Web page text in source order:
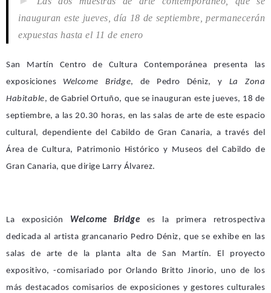
inauguran este jueves, día 18 de septiembre, permanecerán
expuestas hasta el 11 de enero
San Martín Centro de Cultura Contemporánea presenta las
exposiciones Welcome Bridge, de Pedro Déniz, y La Zona
Habitable, de Gabriel Ortuño, que se inauguran este jueves, 18 de
septiembre, a las 20.30 horas, en las salas de arte de este espacio
cultural, dependiente del Cabildo de Gran Canaria, a través del
Área de Cultura, Patrimonio Histórico y Museos del Cabildo de
Gran Canaria, que dirige Larry Álvarez.
La exposición Welcome Bridge es la primera retrospectiva
dedicada al artista grancanario Pedro Déniz, que se exhibe en las
salas de arte de la planta alta de San Martín. El proyecto
expositivo, -comisariado por Orlando Britto Jinorio, uno de los
más destacados comisarios de exposiciones y gestores culturales